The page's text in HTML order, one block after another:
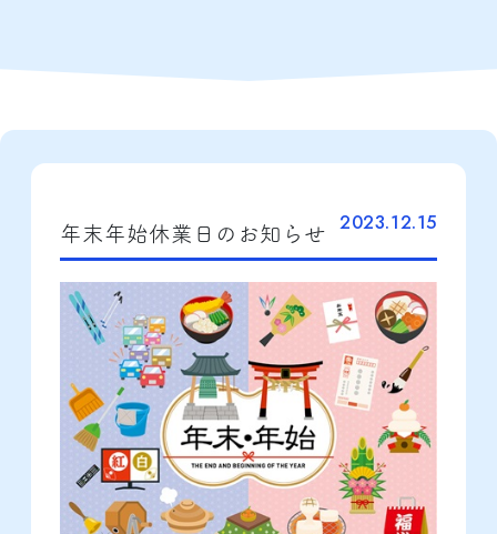
2023.12.15
年末年始休業日のお知らせ